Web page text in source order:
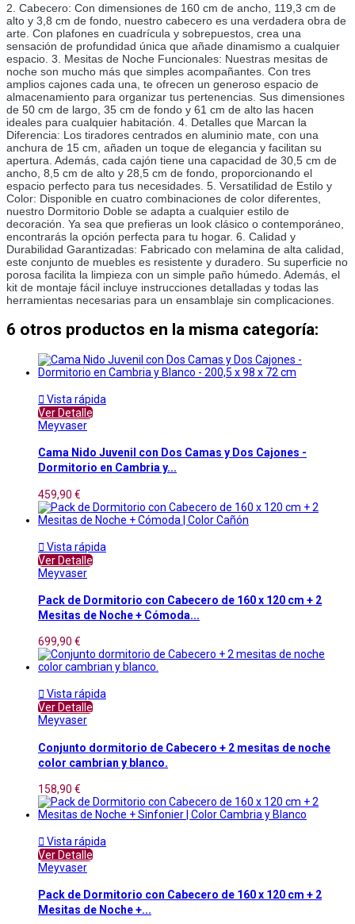
2. Cabecero: Con dimensiones de 160 cm de ancho, 119,3 cm de
alto y 3,8 cm de fondo, nuestro cabecero es una verdadera obra de
arte. Con plafones en cuadrícula y sobrepuestos, crea una
sensación de profundidad única que añade dinamismo a cualquier
espacio. 3. Mesitas de Noche Funcionales: Nuestras mesitas de
noche son mucho más que simples acompañantes. Con tres
amplios cajones cada una, te ofrecen un generoso espacio de
almacenamiento para organizar tus pertenencias. Sus dimensiones
de 50 cm de largo, 35 cm de fondo y 61 cm de alto las hacen
ideales para cualquier habitación. 4. Detalles que Marcan la
Diferencia: Los tiradores centrados en aluminio mate, con una
anchura de 15 cm, añaden un toque de elegancia y facilitan su
apertura. Además, cada cajón tiene una capacidad de 30,5 cm de
ancho, 8,5 cm de alto y 28,5 cm de fondo, proporcionando el
espacio perfecto para tus necesidades. 5. Versatilidad de Estilo y
Color: Disponible en cuatro combinaciones de color diferentes,
nuestro Dormitorio Doble se adapta a cualquier estilo de
decoración. Ya sea que prefieras un look clásico o contemporáneo,
encontrarás la opción perfecta para tu hogar. 6. Calidad y
Durabilidad Garantizadas: Fabricado con melamina de alta calidad,
este conjunto de muebles es resistente y duradero. Su superficie no
porosa facilita la limpieza con un simple paño húmedo. Además, el
kit de montaje fácil incluye instrucciones detalladas y todas las
herramientas necesarias para un ensamblaje sin complicaciones.
6 otros productos en la misma categoría:
 Vista rápida
Ver Detalle
Meyvaser
Cama Nido Juvenil con Dos Camas y Dos Cajones -
Dormitorio en Cambria y...
459,90 €
 Vista rápida
Ver Detalle
Meyvaser
Pack de Dormitorio con Cabecero de 160 x 120 cm + 2
Mesitas de Noche + Cómoda...
699,90 €
 Vista rápida
Ver Detalle
Meyvaser
Conjunto dormitorio de Cabecero + 2 mesitas de noche
color cambrian y blanco.
158,90 €
 Vista rápida
Ver Detalle
Meyvaser
Pack de Dormitorio con Cabecero de 160 x 120 cm + 2
Mesitas de Noche +...